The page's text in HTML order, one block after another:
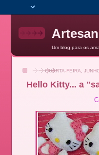
Um blog para os
QUARTA-FEIRA,
Hello Kitty... a